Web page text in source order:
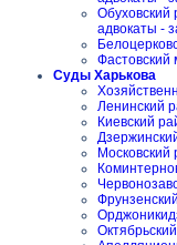
Обуховский
адвокаты -
Фастовский
Суды Харькова
Ленинский
Киевский